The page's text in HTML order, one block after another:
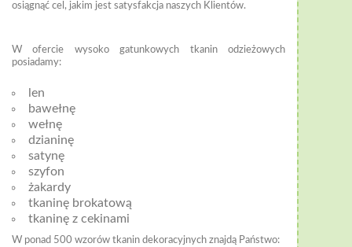
osiągnąć cel, jakim jest satysfakcja naszych Klientów.
W ofercie wysoko gatunkowych tkanin odzieżowych
posiadamy:
len
bawełnę
wełnę
dzianinę
satynę
szyfon
żakardy
tkaninę brokatową
tkaninę z cekinami
W ponad 500 wzorów tkanin dekoracyjnych znajdą Państwo: